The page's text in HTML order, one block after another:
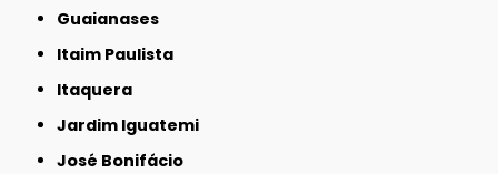
Guaianases
Itaim Paulista
Itaquera
Jardim Iguatemi
José Bonifácio